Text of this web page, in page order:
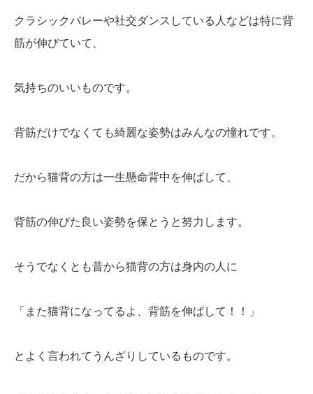
クラシックバレーや社交ダンスしている人などは特に背
筋が伸びていて、
気持ちのいいものです。
背筋だけでなくても綺麗な姿勢はみんなの憧れです。
だから猫背の方は一生懸命背中を伸ばして、
背筋の伸びた良い姿勢を保とうと努力します。
そうでなくとも昔から猫背の方は身内の人に
「また猫背になってるよ、背筋を伸ばして！！」
とよく言われてうんざりしているものです。